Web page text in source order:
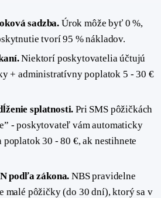
sadzba. Úrok môže byť 0 %,
tvorí 95 % nákladov.
Niektorí poskytovatelia účtujú
+ administratívny poplatok 5 - 30 €
splatnosti. Pri SMS pôžičkách
- poskytovateľ vám automaticky
30 - 80 €, ak nestihnete
podľa zákona. NBS pravidelne
malé pôžičky (do 30 dní), ktorý sa v